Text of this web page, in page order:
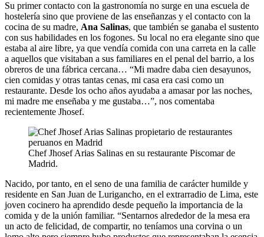
Su primer contacto con la gastronomía no surge en una escuela de
hostelería sino que proviene de las enseñanzas y el contacto con la
cocina de su madre, Ana Salinas, que también se ganaba el sustento
con sus habilidades en los fogones. Su local no era elegante sino que
estaba al aire libre, ya que vendía comida con una carreta en la calle
a aquellos que visitaban a sus familiares en el penal del barrio, a los
obreros de una fábrica cercana… “Mi madre daba cien desayunos,
cien comidas y otras tantas cenas, mi casa era casi como un
restaurante. Desde los ocho años ayudaba a amasar por las noches,
mi madre me enseñaba y me gustaba…”, nos comentaba
recientemente Jhosef.
Chef Jhosef Arias Salinas en su restaurante Piscomar de
Madrid.
Nacido, por tanto, en el seno de una familia de carácter humilde y
residente en San Juan de Lurigancho, en el extrarradio de Lima, este
joven cocinero ha aprendido desde pequeño la importancia de la
comida y de la unión familiar. “Sentarnos alrededor de la mesa era
un acto de felicidad, de compartir, no teníamos una corvina o un